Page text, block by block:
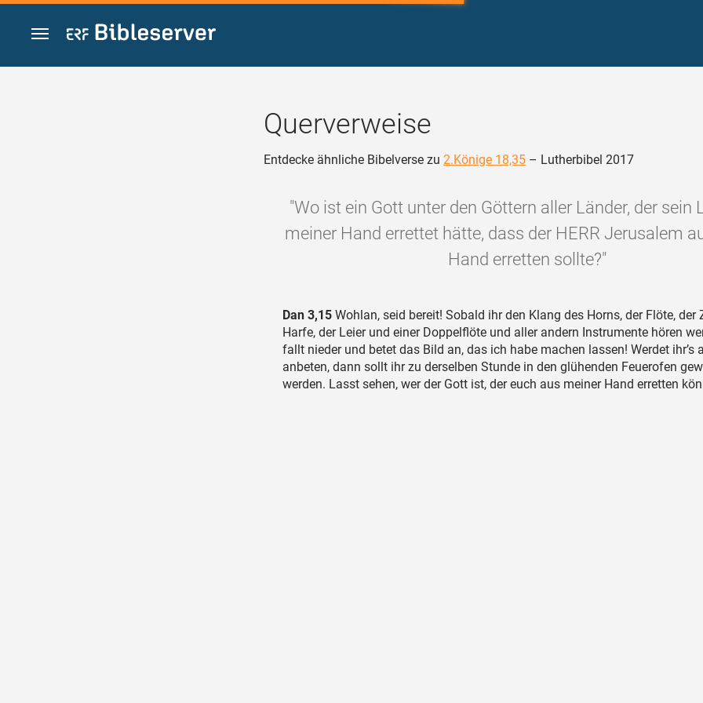
Zum Inhalt springen
Querverweise
Entdecke ähnliche Bibelverse zu 2.Könige 18,35 – Lutherbibel 2017
"Wo ist ein Gott unter den Göttern aller Länder, der sein
meiner Hand errettet hätte, dass der HERR Jerusalem
Hand erretten sollte?"
Dan 3,15 Wohlan, seid bereit! Sobald ihr den Klang des Horns, der Flöte, der
Harfe, der Leier und einer Doppelflöte und aller andern Instrumente hören
fallt nieder und betet das Bild an, das ich habe machen lassen! Werdet ihr’s
anbeten, dann sollt ihr zu derselben Stunde in den glühenden Feuerofen
werden. Lasst sehen, wer der Gott ist, der euch aus meiner Hand erretten